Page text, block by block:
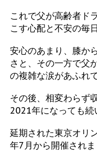
これで父が高齢者ド
こす心配と不安の毎
安心のあまり、膝か
さと、その一方で父
の複雑な涙があふれ
その後、相変わらず
2021年になっても続
延期された東京オリ
年7月から開催されま